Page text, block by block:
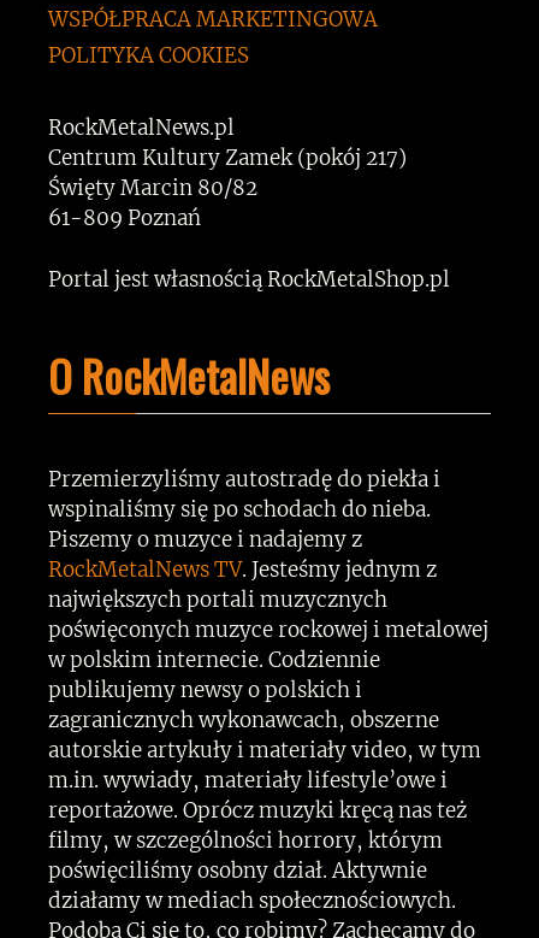
WSPÓŁPRACA MARKETINGOWA
POLITYKA COOKIES
RockMetalNews.pl
Centrum Kultury Zamek (pokój 217)
Święty Marcin 80/82
61-809 Poznań
Portal jest własnością RockMetalShop.pl
O RockMetalNews
Przemierzyliśmy autostradę do piekła i
wspinaliśmy się po schodach do nieba.
Piszemy o muzyce i nadajemy z
RockMetalNews TV. Jesteśmy jednym z
największych portali muzycznych
poświęconych muzyce rockowej i metalowej
w polskim internecie. Codziennie
publikujemy newsy o polskich i
zagranicznych wykonawcach, obszerne
autorskie artykuły i materiały video, w tym
m.in. wywiady, materiały lifestyle’owe i
reportażowe. Oprócz muzyki kręcą nas też
filmy, w szczególności horrory, którym
poświęciliśmy osobny dział. Aktywnie
działamy w mediach społecznościowych.
Podoba Ci się to, co robimy? Zachęcamy do